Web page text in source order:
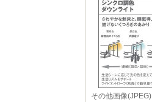
その他画像(JPEG)